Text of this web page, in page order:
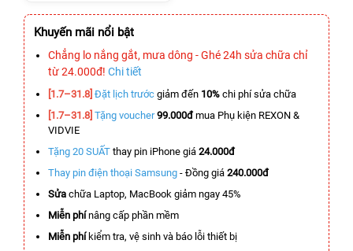
Khuyến mãi nổi bật
Chẳng lo nắng gắt, mưa dông - Ghé 24h sửa chữa chỉ
từ 24.000đ! Chi tiết
[1.7–31.8] Đặt lịch trước giảm đến 10% chi phí sửa chữa
[1.7–31.8] Tặng voucher 99.000đmua Phụ kiện REXON &
VIDVIE
Tặng 20 SUẤT thay pin iPhone giá 24.000đ
Thay pin điện thoại Samsung - Đồng giá 240.000đ
Sửa chữa Laptop, MacBook giảm ngay 45%
Miễn phínâng cấp phần mềm
Miễn phíkiểm tra, vệ sinh và báo lỗi thiết bị